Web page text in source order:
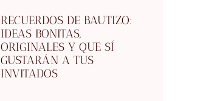
RECUERDOS DE BAUTIZO:
IDEAS BONITAS,
ORIGINALES Y QUE SÍ
GUSTARÁN A TUS
INVITADOS